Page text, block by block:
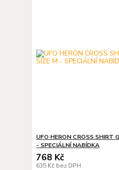
UFO HERON CROSS SHIRT
- SPECIÁLNÍ NABÍDKA
768 Kč
635 Kč bez DPH